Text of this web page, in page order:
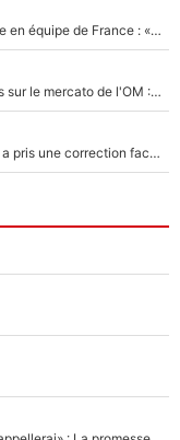
Franck Ribéry a osé s'attaquer à Zinedine Zidane en équipe de France : «Je n'aurais jamais fait ça»
Medina, Rulli, Paixao... ça part dans tous les sens sur le mercato de l'OM : Frank McCourt va enfin récupérer l'argent qu'il attend ?
Sans Ousmane Dembélé et Désiré Doué, le PSG a pris une correction face à Majorque : Luis Enrique attend avec impatience des renforts !